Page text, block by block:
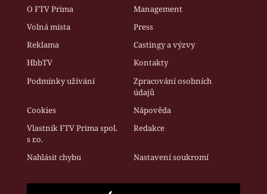
O FTV Prima
Management
Volná místa
Press
Reklama
Castingy a výzvy
HbbTV
Kontakty
Podmínky užívání
Zpracování osobních
údajů
Cookies
Nápověda
Vlastník FTV Prima spol.
s r.o.
Redakce
Nahlásit chybu Nastavení soukromí